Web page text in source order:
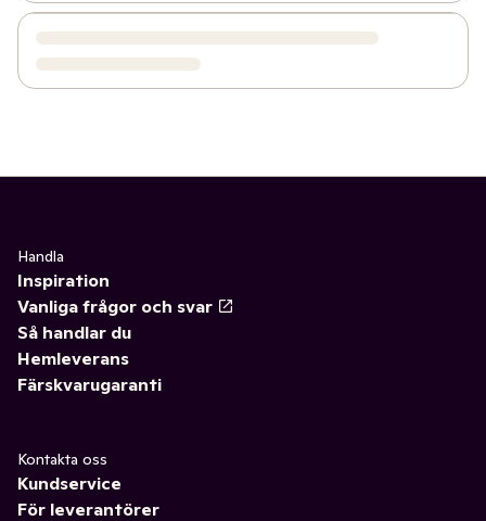
Handla
Inspiration
Vanliga frågor och svar
Så handlar du
Hemleverans
Färskvarugaranti
Kontakta oss
Kundservice
För leverantörer